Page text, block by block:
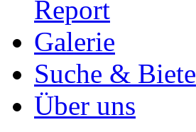
Report
Galerie
Suche & Biete
Über uns